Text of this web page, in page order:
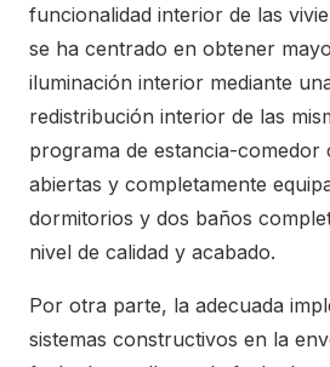
funcionalidad interior de las
se ha centrado en obtener
iluminación interior mediante
redistribución interior de las
programa de estancia-comedor
abiertas y completamente
dormitorios y dos baños
nivel de calidad y acabado.
Por otra parte, la adecuada
sistemas constructivos en la